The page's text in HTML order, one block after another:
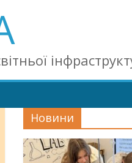
Новини